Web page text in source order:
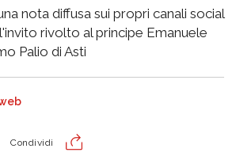
nota diffusa sui propri canali social
rivolto al principe Emanuele
Palio di Asti
Condividi